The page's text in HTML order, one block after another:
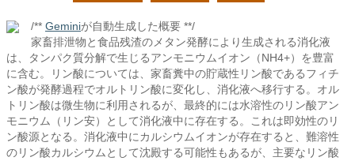
/** Geminiが自動生成した概要 **/
家畜排泄物と食品残渣のメタン発酵により生成される消化液
は、タンパク質分解で生じるアンモニウムイオン（NH4+）を豊富
に含む。リン酸については、家畜糞中の貯蔵性リン酸であるフィチ
ン酸が発酵過程でオルトリン酸に変化し、消化液へ移行する。オル
トリン酸は微生物に利用されるが、最終的には水溶性のリン酸アン
モニウム（リン安）として消化液中に存在する。これは即効性のリ
ン酸源となる。消化液中にカルシウムイオンが存在すると、難溶性
のリン酸カルシウムとして沈殿する可能性もあるが、主要なリン酸